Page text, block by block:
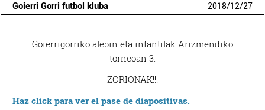
Goierri Gorri futbol kluba 2018/12/27
Goierrigorriko alebin eta infantilak Arizmendiko
torneoan 3.
ZORIONAK!!!
Haz click para ver el pase de diapositivas.